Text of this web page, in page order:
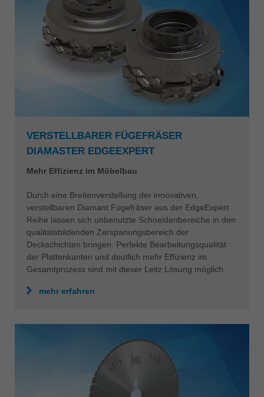
VERSTELLBARER FÜGEFRÄSER
DIAMASTER EDGEEXPERT
Mehr Effizienz im Möbelbau
Durch eine Breitenverstellung der innovativen,
verstellbaren Diamant Fügefräser aus der EdgeExpert
Reihe lassen sich unbenutzte Schneidenbereiche in den
qualitätsbildenden Zerspanungsbereich der
Deckschichten bringen. Perfekte Bearbeitungsqualität
der Plattenkanten und deutlich mehr Effizienz im
Gesamtprozess sind mit dieser Leitz Lösung möglich.
mehr erfahren